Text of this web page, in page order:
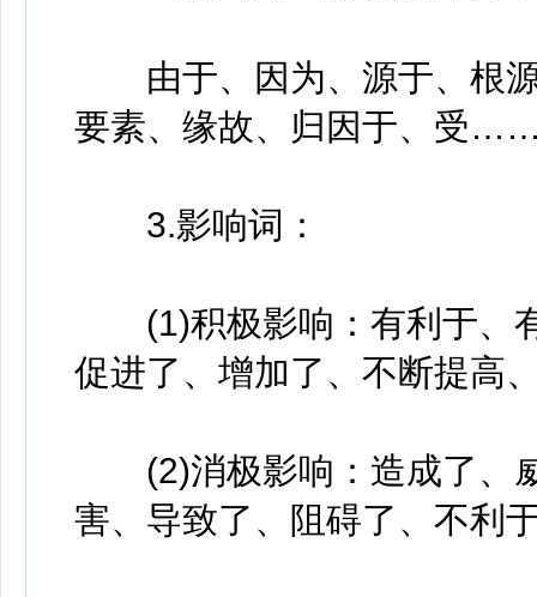
由于、因为、源于、根源
要素、缘故、归因于、受
3.影响词：
(1)积极影响：有利于、
促进了、增加了、不断提
(2)消极影响：造成了、
害、导致了、阻碍了、不